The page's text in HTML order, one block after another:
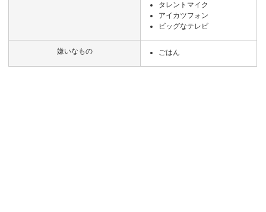
タレントマイク
アイカツフォン
ビッグなテレビ
嫌いなもの ごはん